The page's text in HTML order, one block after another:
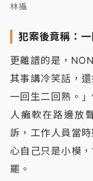
林攝
犯案後竟稱：
更離譜的是，
其事講冷笑話，
一回生二回熟。
人癱軟在路邊放
訴，工作人員當
心自己只是小模
罷。